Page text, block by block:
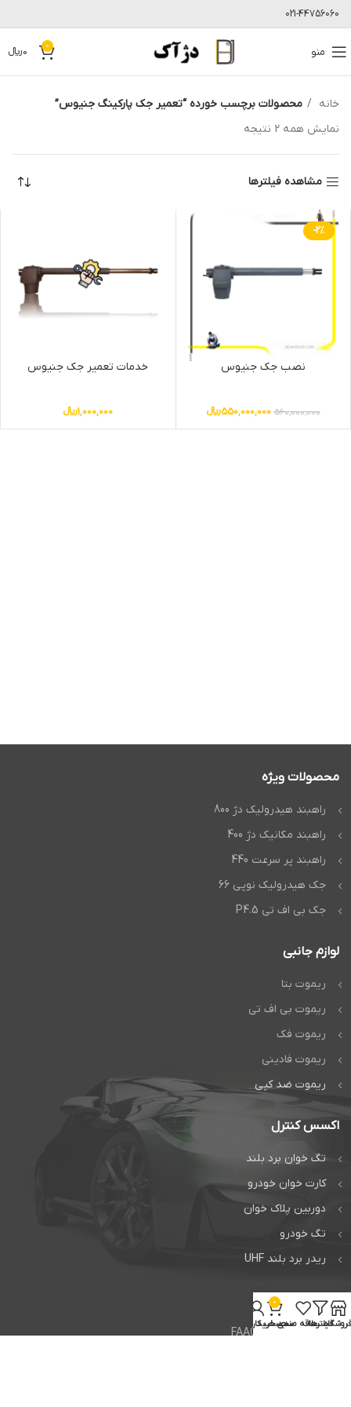
021-44756060
منو 0
0﷼
خانه
محصولات برچسب خورده “تعمیر جک پارکینگ جنیوس”
نمایش همه 2 نتیجه
مشاهده فیلترها
-2%
نصب جک جنیوس
560,000,000
550,000,000﷼
خدمات تعمیر جک جنیوس
1,000,000﷼
محصولات ویژه
راهبند هیدرولیک دژ 800
راهبند مکانیک دژ 400
راهبند پر سرعت 440
جک هیدرولیک نوپی 66
جک بی اف تی P4.5
لوازم جانبی
ریموت بتا
ریموت بی اف تی
ریموت فک
ریموت فادینی
ریموت ضد کپی
اکسس کنترل
تگ خوان برد بلند
کارت خوان خودرو
دوربین پلاک خوان
تگ خودرو
ریدر برد بلند UHF
خدمات
تعمیر جک فک FAAC
فروشگاهفیلترهاعلاقه مندی
0
سبد خرید
حساب کاربری من